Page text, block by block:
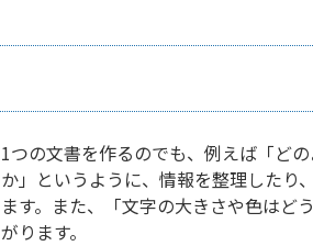
1つの文書を作るのでも、例えば「ど
か」というように、情報を整理したり
ます。また、「文字の大きさや色はど
がります。